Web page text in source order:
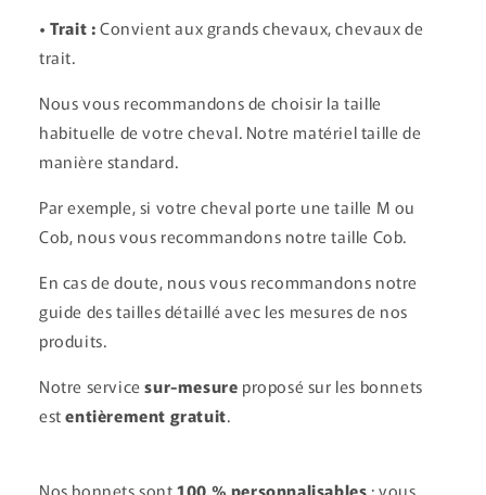
• Trait :Convient aux grands chevaux, chevaux de
trait.
Nous vous recommandons de choisir la taille
habituelle de votre cheval. Notre matériel taille de
manière standard.
Par exemple, si votre cheval porte une taille M ou
Cob, nous vous recommandons notre taille Cob.
En cas de doute, nous vous recommandons notre
guide des tailles détaillé avec les mesures de nos
produits.
Notre servicesur-mesure proposé sur les bonnets
estentièrement gratuit.
Nos bonnets sont100 % personnalisables : vous